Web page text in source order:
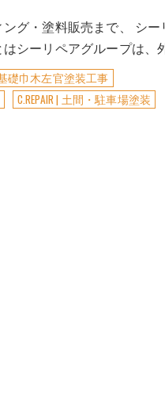
グ・塗料販売まで、 シ
シーリペアグループは、
基礎巾木左官塗装工事
C.REPAIR | 土間・駐車場塗装